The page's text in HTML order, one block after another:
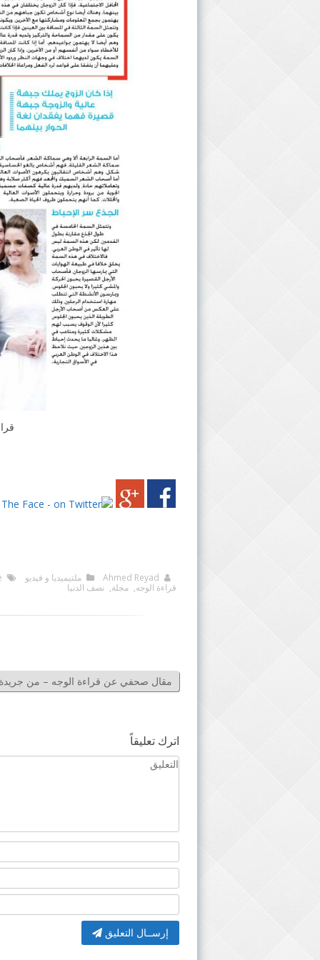
Ahmed Reyad ملتيميديا و فيديو
قراءة الوجه, مجلة, نصف الدنيا
مقال صحفي عن قراءة الوجه – من جريدة
اترك تعليقاً
إرســال التعليق